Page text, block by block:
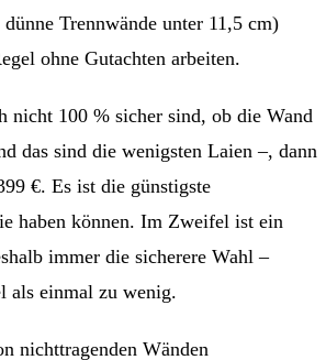
Trennwände unter 11,5 cm)
ohne Gutachten arbeiten.
nicht 100 % sicher sind, ob die Wand
das sind die wenigsten Laien –, dann
€. Es ist die günstigste
haben können. Im Zweifel ist ein
immer die sicherere Wahl –
als einmal zu wenig.
nichttragenden Wänden